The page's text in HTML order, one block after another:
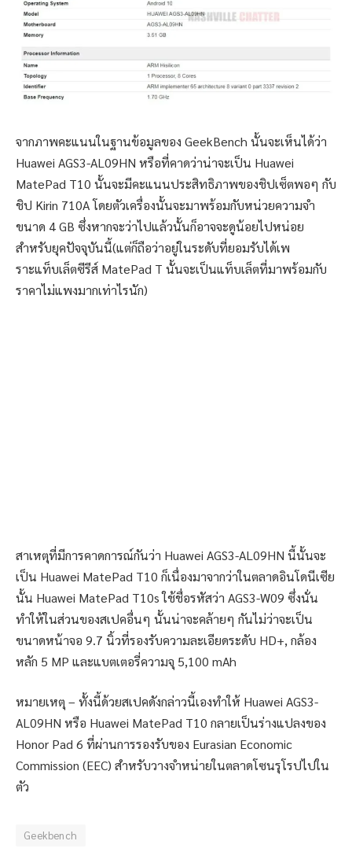
จากภาพคะแนนในฐานข้อมูลของ GeekBench นั้นจะเห็นได้ว่า
Huawei AGS3-AL09HN หรือที่คาดว่าน่าจะเป็น Huawei
MatePad T10 นั้นจะมีคะแนนประสิทธิภาพของชิปเซ็ตพอๆ กับ
ชิป Kirin 710A โดยตัวเครื่องนั้นจะมาพร้อมกับหน่วยความจำ
ขนาด 4 GB ซึ่งหากจะว่าไปแล้วนั้นก็อาจจะดูน้อยไปหน่อย
สำหรับยุคปัจจุบันนี้(แต่ก็ถือว่าอยู่ในระดับที่ยอมรับได้เพ
ราะแท็บเล็ตซีรีส์ MatePad T นั้นจะเป็นแท็บเล็ตที่มาพร้อมกับ
ราคาไม่แพงมากเท่าไรนัก)
สาเหตุที่มีการคาดการณ์กันว่า Huawei AGS3-AL09HN นี้นั้นจะ
เป็น Huawei MatePad T10 ก็เนื่องมาจากว่าในตลาดอินโดนีเซีย
นั้น Huawei MatePad T10s ใช้ชื่อรหัสว่า AGS3-W09 ซึ่งนั่น
ทำให้ในส่วนของสเปคอื่นๆ นั้นน่าจะคล้ายๆ กันไม่ว่าจะเป็น
ขนาดหน้าจอ 9.7 นิ้วที่รองรับความละเอียดระดับ HD+, กล้อง
หลัก 5 MP และแบตเตอรี่ความจุ 5,100 mAh
หมายเหตุ – ทั้งนี้ด้วยสเปคดังกล่าวนี้เองทำให้ Huawei AGS3-
AL09HN หรือ Huawei MatePad T10 กลายเป็นร่างแปลงของ
Honor Pad 6 ที่ผ่านการรองรับของ Eurasian Economic
Commission (EEC) สำหรับวางจำหน่ายในตลาดโซนรุโรปไปใน
ตัว
Geekbench